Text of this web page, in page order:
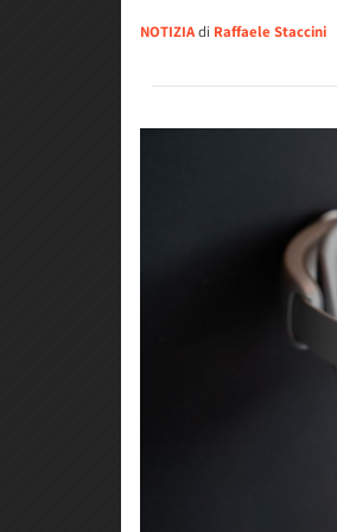
NOTIZIAdi Raffaele Staccini